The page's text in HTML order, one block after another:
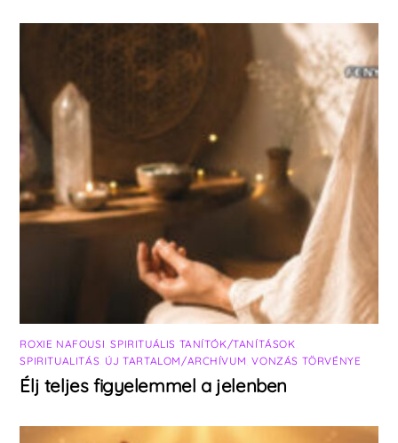
ROXIE NAFOUSI ,SPIRITUÁLIS TANÍTÓK/TANÍTÁSOK
SPIRITUALITÁS ÚJ TARTALOM/ARCHÍVUM ,VONZÁS TÖRVÉNYE
Élj teljes figyelemmel a jelenben